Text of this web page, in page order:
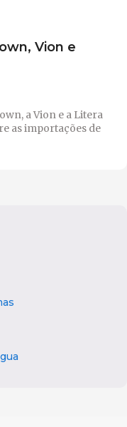
Vion e
a Vion e a Litera
as importações de